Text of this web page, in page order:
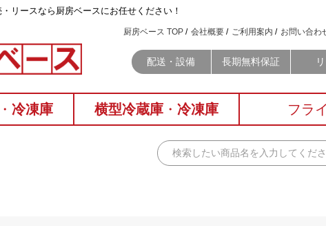
リースなら厨房ベースにお任せください！
厨房ベース TOP 会社概要 ご利用案内 お問い合わ
配送・設備 長期無料保証
・ 冷凍庫 横型冷蔵庫 ・ 冷凍庫 フラ